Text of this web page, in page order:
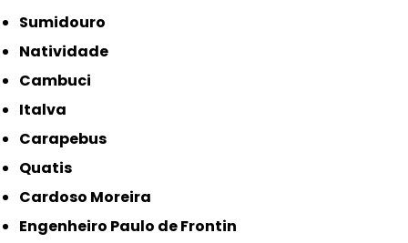
Sumidouro
Natividade
Cambuci
Italva
Carapebus
Quatis
Cardoso Moreira
Engenheiro Paulo de Frontin